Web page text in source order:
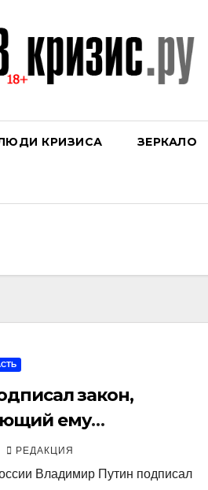
КРИЗИСА ЗЕРКАЛО
закон,
ему
еще на два
РЕДАКЦИЯ
Владимир Путин подписал